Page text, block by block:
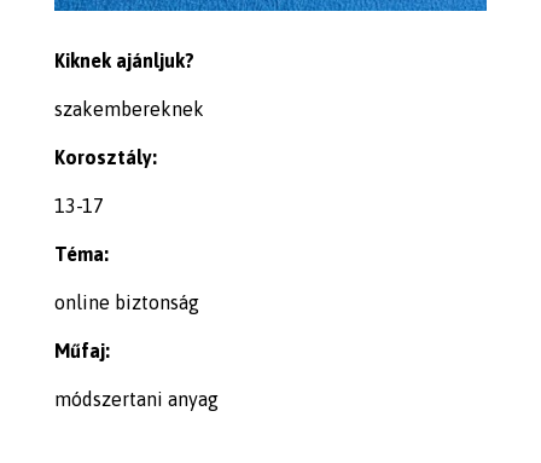
Kiknek ajánljuk?
szakembereknek
Korosztály:
13-17
Téma:
online biztonság
Műfaj:
módszertani anyag